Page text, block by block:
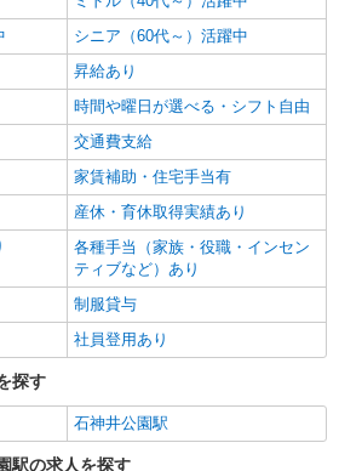
シニア（60代～）活躍中
昇給あり
時間や曜日が選べる・シフト自由
交通費支給
家賃補助・住宅手当有
産休・育休取得実績あり
各種手当（家族・役職・インセン
ティブなど）あり
制服貸与
社員登用あり
探す
石神井公園駅
駅の求人を探す